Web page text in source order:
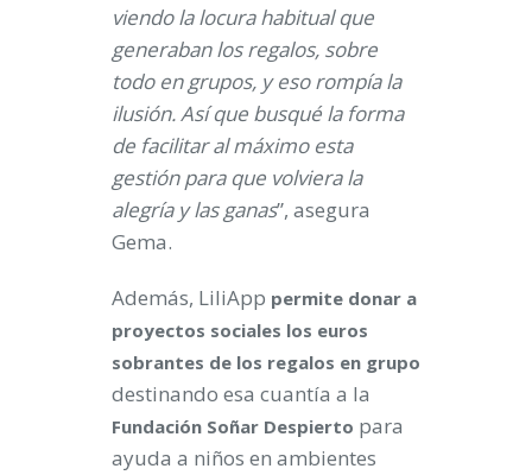
viendo la locura habitual que
generaban los regalos, sobre
todo en grupos, y eso rompía la
ilusión. Así que busqué la forma
de facilitar al máximo esta
gestión para que volviera la
alegría y las ganas”, asegura
Gema.
Además, LiliApp permite donar a
proyectos sociales los euros
sobrantes de los regalos en grupo
destinando esa cuantía a la
Fundación Soñar Despierto para
ayuda a niños en ambientes